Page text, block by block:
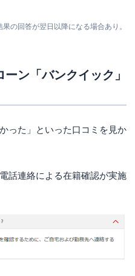
の回答が翌日以降になる場合あり。
ン「バンクイック」
った」といった口コミを見か
電話連絡による在籍確認が実施